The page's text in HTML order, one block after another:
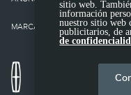
ni cargo
emisión.
MARCAS COMERCIALES DE
sitio web.
información
nuestro sitio web
publicitarios, de
de